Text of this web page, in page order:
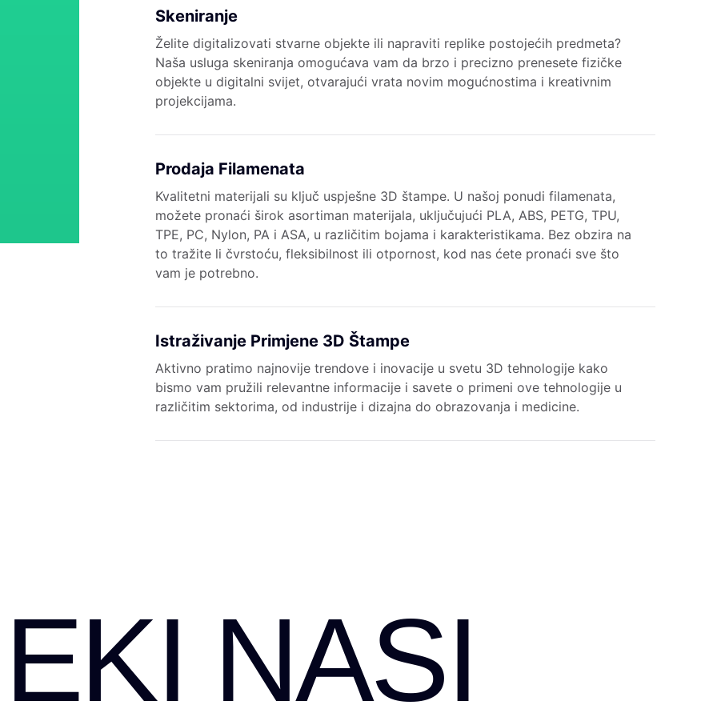
Skeniranje
Želite digitalizovati stvarne objekte ili napraviti replike postojećih predmeta?
Naša usluga skeniranja omogućava vam da brzo i precizno prenesete fizičke
objekte u digitalni svijet, otvarajući vrata novim mogućnostima i kreativnim
projekcijama.
Prodaja Filamenata
Kvalitetni materijali su ključ uspješne 3D štampe. U našoj ponudi filamenata,
možete pronaći širok asortiman materijala, uključujući PLA, ABS, PETG, TPU,
TPE, PC, Nylon, PA i ASA, u različitim bojama i karakteristikama. Bez obzira na
to tražite li čvrstoću, fleksibilnost ili otpornost, kod nas ćete pronaći sve što
vam je potrebno.
Istraživanje Primjene 3D Štampe
Aktivno pratimo najnovije trendove i inovacije u svetu 3D tehnologije kako
bismo vam pružili relevantne informacije i savete o primeni ove tehnologije u
različitim sektorima, od industrije i dizajna do obrazovanja i medicine.
NASI